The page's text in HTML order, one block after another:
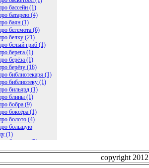
бассейн (1)
батарею (4)
баян (1)
бегемота (6)
белку (21)
белый гриб (1)
берега (1)
берёза (1)
берёзу (18)
библиотекаря (1)
библиотеку (1)
бильярд (1)
блины (1)
бобра (9)
боксёра (1)
болото (4)
большую
(1)
ботинки (2)
бочку (5)
бревно (2)
copyright